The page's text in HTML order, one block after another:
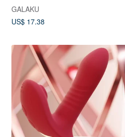
GALAKU
US$ 17.38